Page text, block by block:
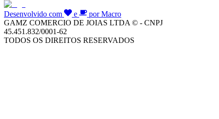
Desenvolvido com e
por Macro
GAMZ COMERCIO DE JOIAS LTDA © - CNPJ
45.451.832/0001-62
TODOS OS DIREITOS RESERVADOS